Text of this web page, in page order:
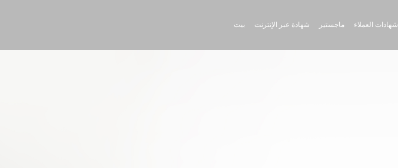
بيت شهادة عبر الإنترنت ماجستير شهادات العملاء